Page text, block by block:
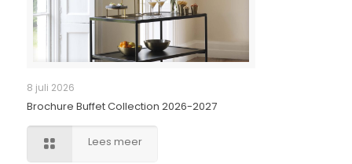
8 juli 2026
Brochure Buffet Collection 2026-2027
Lees meer